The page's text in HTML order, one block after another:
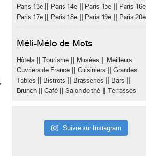
Paris 13e Paris 14e Paris 15e Paris 16e
Paris 17e Paris 18e Paris 19e Paris 20e
Méli-Mélo de Mots
Hôtels Tourisme Musées
Meilleurs
Ouvriers de France
Cuisiniers
Grandes
Tables
Bistrots Brasseries Bars
Brunch Café Salon de thé Terrasses
Suivre sur Instagram